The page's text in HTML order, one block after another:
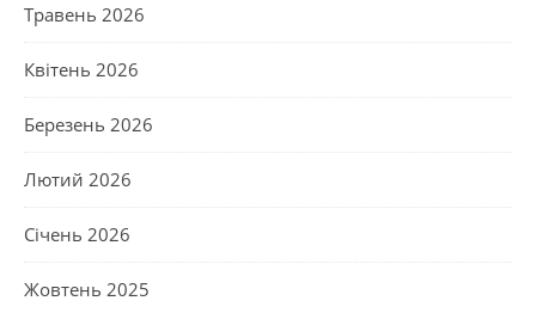
Травень 2026
Квітень 2026
Березень 2026
Лютий 2026
Січень 2026
Жовтень 2025